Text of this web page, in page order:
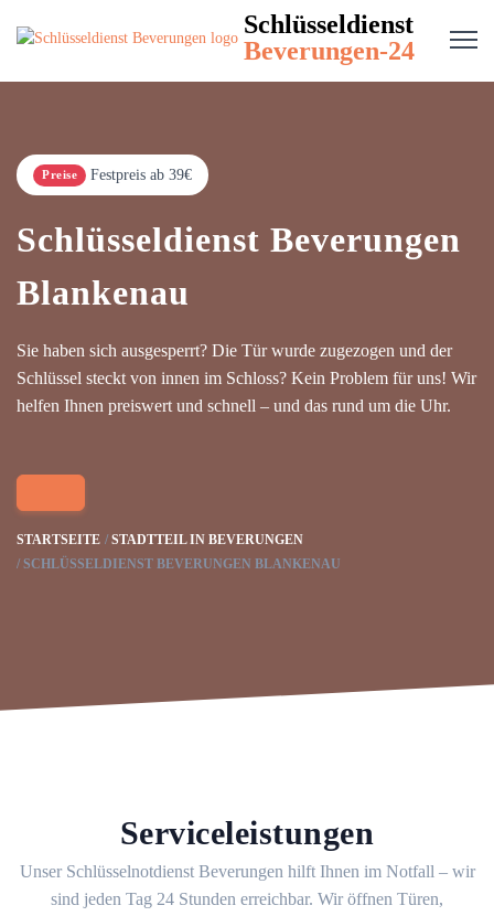
Schlüsseldienst
Beverungen-24
Preise Festpreis ab 39€
Schlüsseldienst Beverungen
Blankenau
Sie haben sich ausgesperrt? Die Tür wurde zugezogen und der
Schlüssel steckt von innen im Schloss? Kein Problem für uns! Wir
helfen Ihnen preiswert und schnell – und das rund um die Uhr.
STARTSEITE
STADTTEIL IN BEVERUNGEN
SCHLÜSSELDIENST BEVERUNGEN BLANKENAU
Serviceleistungen
Unser Schlüsselnotdienst Beverungen hilft Ihnen im Notfall – wir
sind jeden Tag 24 Stunden erreichbar. Wir öffnen Türen,